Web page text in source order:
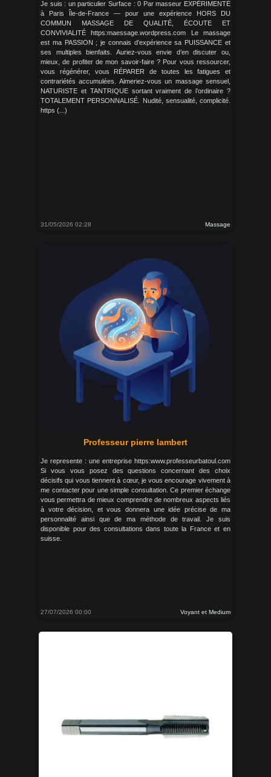
Je suis : un particulier Surface : 0 Par masseur EXPÉRIMENTÉ
à Paris Île-de-France — pour une expérience HORS DU
COMMUN MASSAGE DE QUALITÉ, ÉCOUTE ET
CONVIVIALITÉ https:maessage.wordpress.com Le massage
est ma PASSION ; je connais d’expérience sa PUISSANCE et
ses multiples bienfaits. Auriez-vous envie d’en discuter ou,
mieux, de profiter de mon savoir-faire ? Pour vous ressourcer,
vous régénérer, vous RÉPARER de toutes les fatigues et
contrariétés accumulées. Aimeriez-vous un massage sensuel,
NATURISTE et TANTRIQUE sortant vraiment de l’ordinaire ?
TOTALEMENT PERSONNALISÉ. Nudité, sensualité, complicité.
https (...)
31/05/2026 02:28 Massage
Professeur pierre lambert
Je represente : une entreprise https:www.professeurbatoul.com
Si vous vous posez des questions concernant des choix
décisifs qui vous tiennent à cœur, je vous encourage vivement à
me contacter pour une simple consultation. Ce premier échange
vous permettra de mieux comprendre de nombreux aspects liés
à votre décision, et vous donnera une idée précise de ma
personnalité ainsi que de ma méthode de travail. Je suis
disponible pour des consultations dans toute la France et en
suisse.
27/07/2026 00:00 Voyant et Medium